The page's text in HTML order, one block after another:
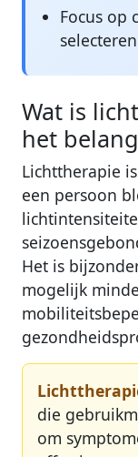
Focus op
Wat is
het
Lichttherapie
een persoon
Het is
mogelijk
die
om